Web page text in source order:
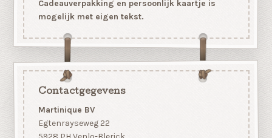
Cadeauverpakking en persoonlijk kaartje is
mogelijk met eigen tekst.
Contactgegevens
Martinique BV
Egtenrayseweg 22